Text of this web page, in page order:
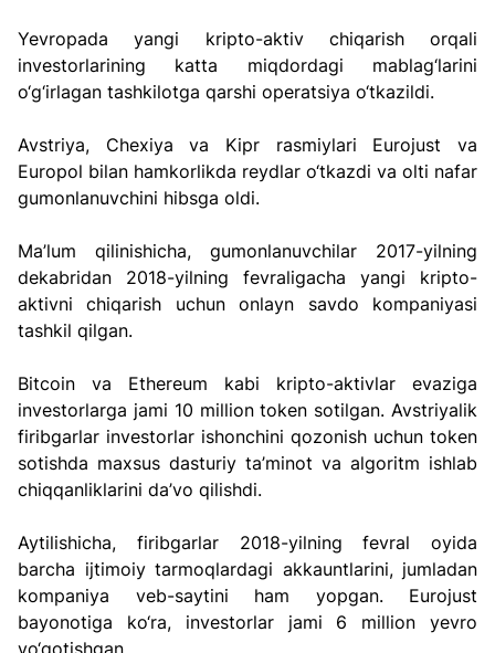
Yevropada yangi kripto-aktiv chiqarish orqali
investorlarining katta miqdordagi mablag‘larini
o‘g‘irlagan tashkilotga qarshi operatsiya o‘tkazildi.
Avstriya, Chexiya va Kipr rasmiylari Eurojust va
Europol bilan hamkorlikda reydlar o‘tkazdi va olti nafar
gumonlanuvchini hibsga oldi.
Ma’lum qilinishicha, gumonlanuvchilar 2017-yilning
dekabridan 2018-yilning fevraligacha yangi kripto-
aktivni chiqarish uchun onlayn savdo kompaniyasi
tashkil qilgan.
Bitcoin va Ethereum kabi kripto-aktivlar evaziga
investorlarga jami 10 million token sotilgan. Avstriyalik
firibgarlar investorlar ishonchini qozonish uchun token
sotishda maxsus dasturiy ta’minot va algoritm ishlab
chiqqanliklarini da’vo qilishdi.
Aytilishicha, firibgarlar 2018-yilning fevral oyida
barcha ijtimoiy tarmoqlardagi akkauntlarini, jumladan
kompaniya veb-saytini ham yopgan. Eurojust
bayonotiga ko‘ra, investorlar jami 6 million yevro